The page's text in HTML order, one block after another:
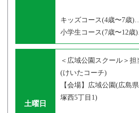
キッズコース(4歳〜7歳
小学生コース(7歳〜12歳
土曜日
＜広域公園スクール＞
(けいたコーチ)
【会場】広域公園(広島
塚西5丁目1)